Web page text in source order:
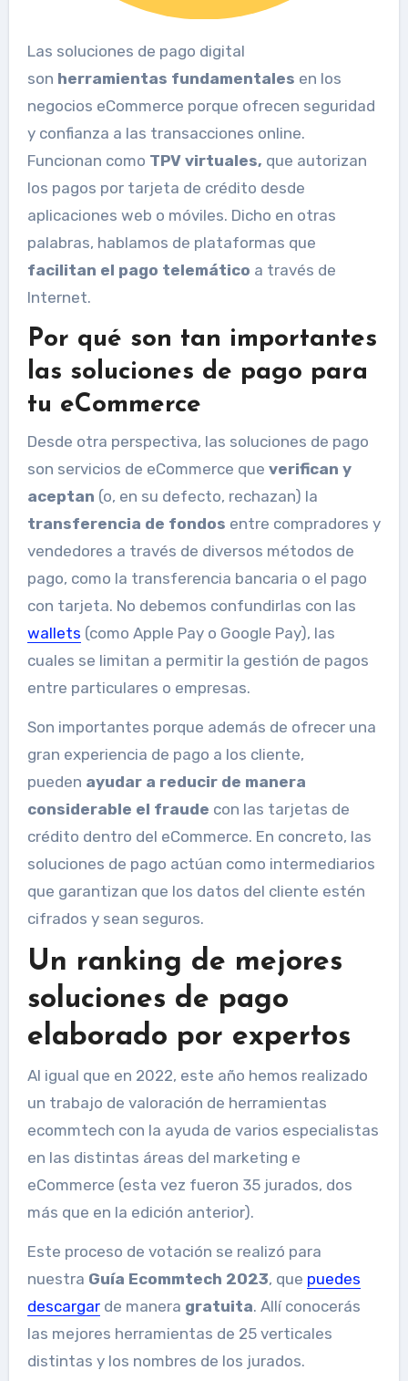
Las soluciones de pago digital
son herramientas fundamentales en los
negocios eCommerce porque ofrecen seguridad
y confianza a las transacciones online.
Funcionan como TPV virtuales, que autorizan
los pagos por tarjeta de crédito desde
aplicaciones web o móviles. Dicho en otras
palabras, hablamos de plataformas que
facilitan el pago telemático a través de
Internet.
Por qué son tan importantes
las soluciones de pago para
tu eCommerce
Desde otra perspectiva, las soluciones de pago
son servicios de eCommerce que verifican y
aceptan (o, en su defecto, rechazan) la
transferencia de fondos entre compradores y
vendedores a través de diversos métodos de
pago, como la transferencia bancaria o el pago
con tarjeta. No debemos confundirlas con las
wallets (como Apple Pay o Google Pay), las
cuales se limitan a permitir la gestión de pagos
entre particulares o empresas.
Son importantes porque además de ofrecer una
gran experiencia de pago a los cliente,
pueden ayudar a reducir de manera
considerable el fraude con las tarjetas de
crédito dentro del eCommerce. En concreto, las
soluciones de pago actúan como intermediarios
que garantizan que los datos del cliente estén
cifrados y sean seguros.
Un ranking de mejores
soluciones de pago
elaborado por expertos
Al igual que en 2022, este año hemos realizado
un trabajo de valoración de herramientas
ecommtech con la ayuda de varios especialistas
en las distintas áreas del marketing e
eCommerce (esta vez fueron 35 jurados, dos
más que en la edición anterior).
Este proceso de votación se realizó para
nuestra Guía Ecommtech 2023, que puedes
descargarde manera gratuita. Allí conocerás
las mejores herramientas de 25 verticales
distintas y los nombres de los jurados.